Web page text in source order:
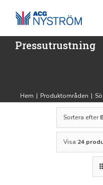
innehållet
Pressutrustning
Hem | Produktområden |
Sortera efter
Visa 24